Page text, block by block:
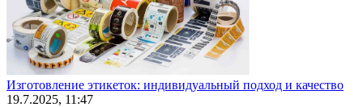
Изготовление этикеток: индивидуальный подход и качество
19.7.2025, 11:47